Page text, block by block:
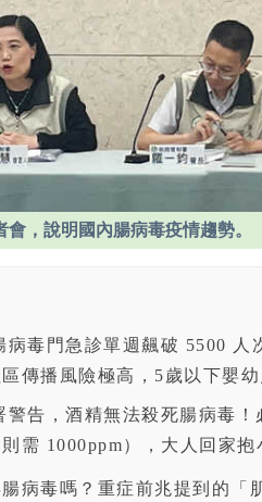
，說明國內腸病毒疫情趨勢。
病毒門急診單週飆破 5500 人
傳播風險極高，5歲以下嬰幼
警告，酒精無法殺死腸病毒
需 1000ppm），大人回家抱
腸病毒嗎？重症前兆提到的「